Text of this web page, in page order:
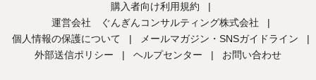
購入者向け利用規約
|
運営会社 ぐんぎんコンサルティング株式会社
|
個人情報の保護について
| メールマガジン・SNSガイドライン
|
外部送信ポリシー
| ヘルプセンター | お問い合わせ